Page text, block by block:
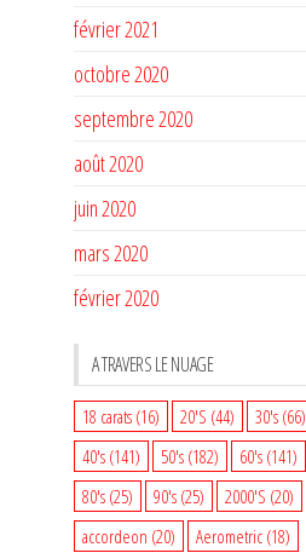
février 2021
octobre 2020
septembre 2020
août 2020
juin 2020
mars 2020
février 2020
A TRAVERS LE NUAGE
18 carats(16) 20'S (44) 30's(66)
40's(141) 50's(182) 60's(141)
80's(25) 90's(25) 2000'S (20)
accordeon (20) Aerometric(18)